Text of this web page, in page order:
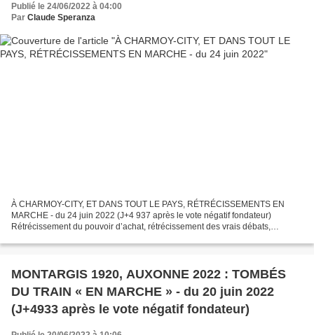
Publié le 24/06/2022 à 04:00
Par Claude Speranza
À CHARMOY-CITY, ET DANS TOUT LE PAYS, RÉTRÉCISSEMENTS EN
MARCHE - du 24 juin 2022 (J+4 937 après le vote négatif fondateur)
Rétrécissement du pouvoir d’achat, rétrécissement des vrais débats,
MONTARGIS 1920, AUXONNE 2022 : TOMBÉS
DU TRAIN « EN MARCHE » - du 20 juin 2022
(J+4933 après le vote négatif fondateur)